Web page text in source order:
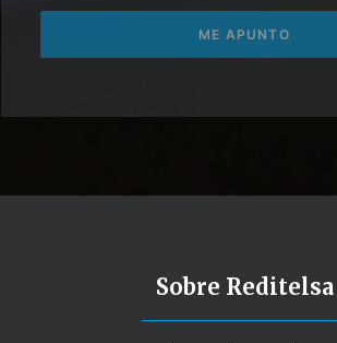
Sobre Reditelsa